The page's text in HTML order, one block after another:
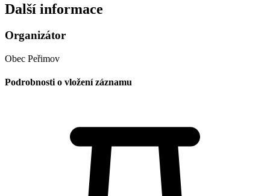
Další informace
Organizátor
Obec Peřimov
Podrobnosti o vložení záznamu